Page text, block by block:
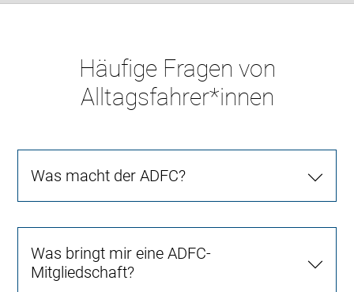
Häufige Fragen von
Alltagsfahrer*innen
Was macht der ADFC?
Was bringt mir eine ADFC-
Mitgliedschaft?